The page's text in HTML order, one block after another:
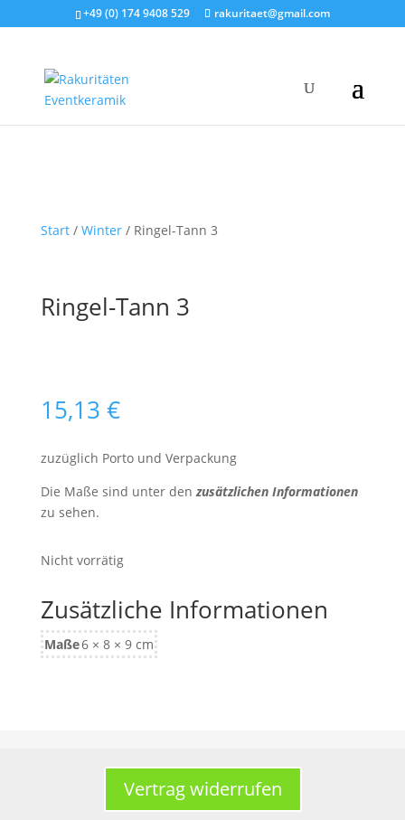
+49 (0) 174 9408 529 rakuritaet@gmail.com
Start/ Winter/ Ringel-Tann 3
Ringel-Tann 3
15,13 €
zuzüglich Porto und Verpackung
Die Maße sind unter denzusätzlichen Informationen
zu sehen.
Nicht vorrätig
Zusätzliche Informationen
Maße6 × 8 × 9 cm
Vertrag widerrufen